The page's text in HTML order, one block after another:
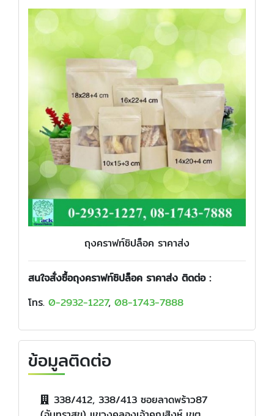
ถุงคราฟท์ซิปล็อค ราคาส่ง
สนใจสั่งซื้อถุงคราฟท์ซิปล็อค ราคาส่ง ติดต่อ :
โทร. 0-2932-1227, 08-1743-7888
ข้อมูลติดต่อ
338/412, 338/413 ซอยลาดพร้าว87